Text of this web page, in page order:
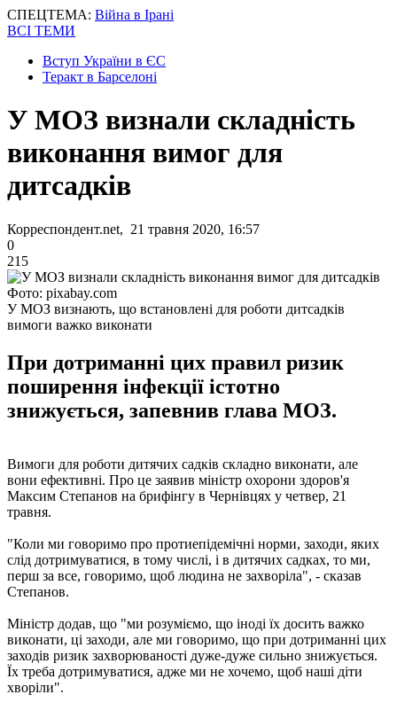
СПЕЦТЕМА: Війна в Ірані
ВСІ ТЕМИ
Вступ України в ЄС
Теракт в Барселоні
У МОЗ визнали складність
виконання вимог для
дитсадків
Корреспондент.net, 21 травня 2020, 16:57
0
215
Фото: pixabay.com
У МОЗ визнають, що встановлені для роботи дитсадків
вимоги важко виконати
При дотриманні цих правил ризик
поширення інфекції істотно
знижується, запевнив глава МОЗ.
Вимоги для роботи дитячих садків складно виконати, але
вони ефективні. Про це заявив міністр охорони здоров'я
Максим Степанов на брифінгу в Чернівцях у четвер, 21
травня.
"Коли ми говоримо про протиепідемічні норми, заходи, яких
слід дотримуватися, в тому числі, і в дитячих садках, то ми,
перш за все, говоримо, щоб людина не захворіла", - сказав
Степанов.
Міністр додав, що "ми розуміємо, що іноді їх досить важко
виконати, ці заходи, але ми говоримо, що при дотриманні цих
заходів ризик захворюваності дуже-дуже сильно знижується.
Їх треба дотримуватися, адже ми не хочемо, щоб наші діти
хворіли".